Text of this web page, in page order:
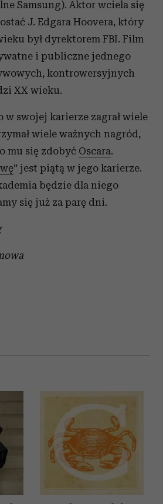
Samsung). Aktor wciela się
J. Edgara Hoovera, który
był dyrektorem FBI. Film
i publiczne jednego
kontrowersyjnych
XX wieku.
w swojej karierze zagrał wiele
wiele ważnych nagród,
mu się zdobyć Oscara.
” jest piątą w jego karierze.
będzie dla niego
się już za parę dni.